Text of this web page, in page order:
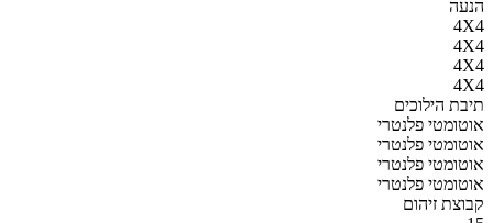
הנעה
4X4
4X4
4X4
4X4
תיבת הילוכים
אוטומטי פלנטרי
אוטומטי פלנטרי
אוטומטי פלנטרי
אוטומטי פלנטרי
קבוצת זיהום